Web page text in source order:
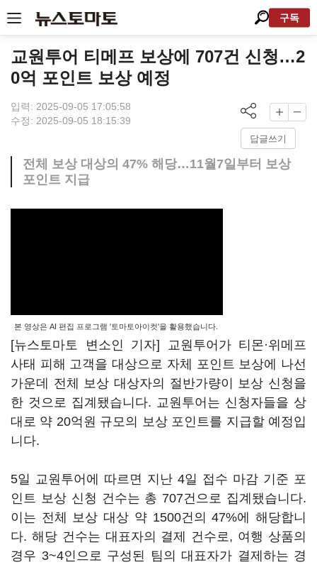
구독
교원투어 티메프 보상에 707건 신청…2
0억 포인트 보상 예정
입력: 2025-09-05 17:05:58
수정: 2025-09-05 18:15:39
답글쓰기
전체 보상 대상의 47% 해당…11월7일부터 보상
포인트 지급
본 영상은 AI 편집 프로그램 '토마토아이컷'을 활용했습니다.
[뉴스토마토 변소인 기자] 교원투어가 티몬·위메프
사태 피해 고객을 대상으로 자체 포인트 보상에 나선
가운데 전체 보상 대상자의 절반가량이 보상 신청을
한 것으로 집계됐습니다. 교원투어는 신청자들을 상
대로 약 20억원 규모의 보상 포인트를 지급할 예정입
니다.
5일 교원투어에 따르면 지난 4일 접수 마감 기준 포
인트 보상 신청 건수는 총 707건으로 집계됐습니다.
이는 전체 보상 대상 약 1500건의 47%에 해당합니
다. 해당 건수는 대표자의 결제 건수로, 여행 상품의
경우 3~4인으로 구성된 팀의 대표자가 결제하는 경